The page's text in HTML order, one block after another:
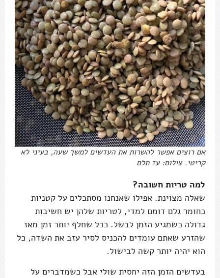
אם רוצים אפשר להשרות את העדשים למשך שעה, בעיני לא
קריטי. צילום: עז תלם
למה טריות חשובה?
שאלה מצוינת. אפילו שאנחנו מסתכלים על קטניות
כחומר גלם דומם למדי, לטריות שלהן יש חשיבות
גדולה כשמגיע הזמן לבשל. ככל שחלף יותר זמן מאז
שהזרע שאתם עומדים להכניס לסיר עזב את השדה, כל
הוא יהיה יותר קשה לבישול.
בעדשים הזמן הזה יחסית שולי אבל כשמדברים על